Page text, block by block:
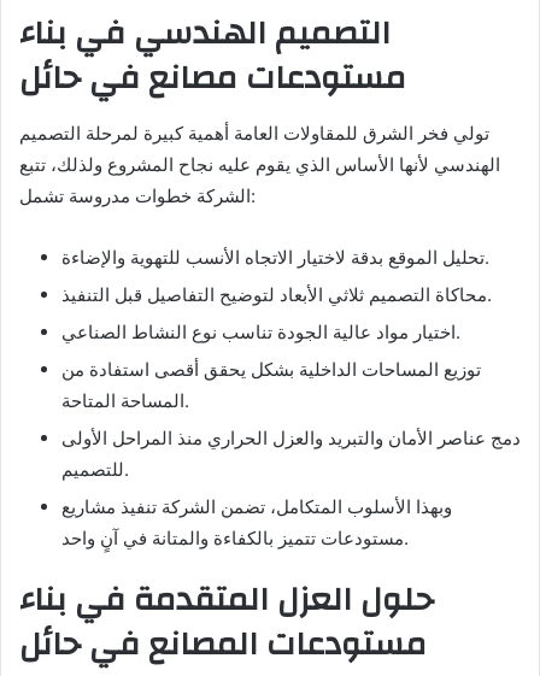
التصميم الهندسي في بناء
مستودعات مصانع في حائل
تولي فخر الشرق للمقاولات العامة أهمية كبيرة لمرحلة التصميم
الهندسي لأنها الأساس الذي يقوم عليه نجاح المشروع ولذلك، تتبع
الشركة خطوات مدروسة تشمل:
تحليل الموقع بدقة لاختيار الاتجاه الأنسب للتهوية والإضاءة.
محاكاة التصميم ثلاثي الأبعاد لتوضيح التفاصيل قبل التنفيذ.
اختيار مواد عالية الجودة تناسب نوع النشاط الصناعي.
توزيع المساحات الداخلية بشكل يحقق أقصى استفادة من
المساحة المتاحة.
دمج عناصر الأمان والتبريد والعزل الحراري منذ المراحل الأولى
للتصميم.
وبهذا الأسلوب المتكامل، تضمن الشركة تنفيذ مشاريع
مستودعات تتميز بالكفاءة والمتانة في آنٍ واحد.
حلول العزل المتقدمة في بناء
مستودعات المصانع في حائل